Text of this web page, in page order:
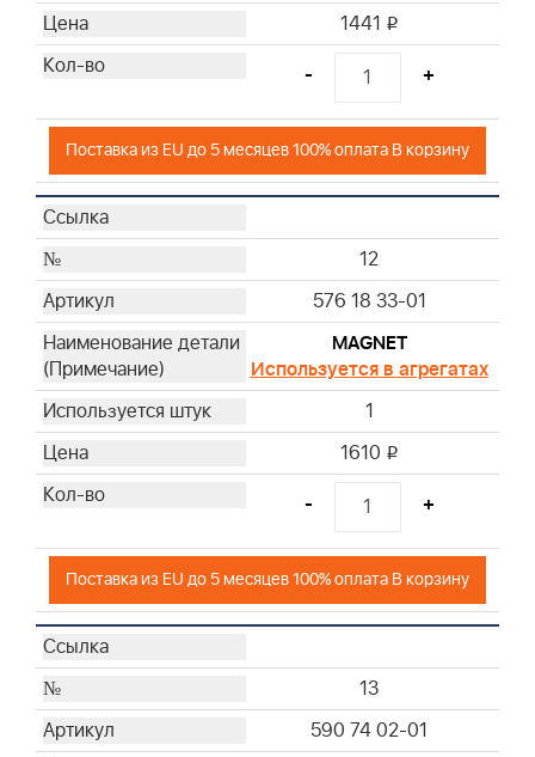
1441 i
- +
Поставка из EU до 5 месяцев 100% оплата В корзину
12
576 18 33-01
MAGNET
Используется в агрегатах
1
1610 i
- +
Поставка из EU до 5 месяцев 100% оплата В корзину
13
590 74 02-01